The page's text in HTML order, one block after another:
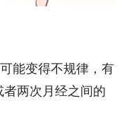
能变得不规律，有
两次月经之间的